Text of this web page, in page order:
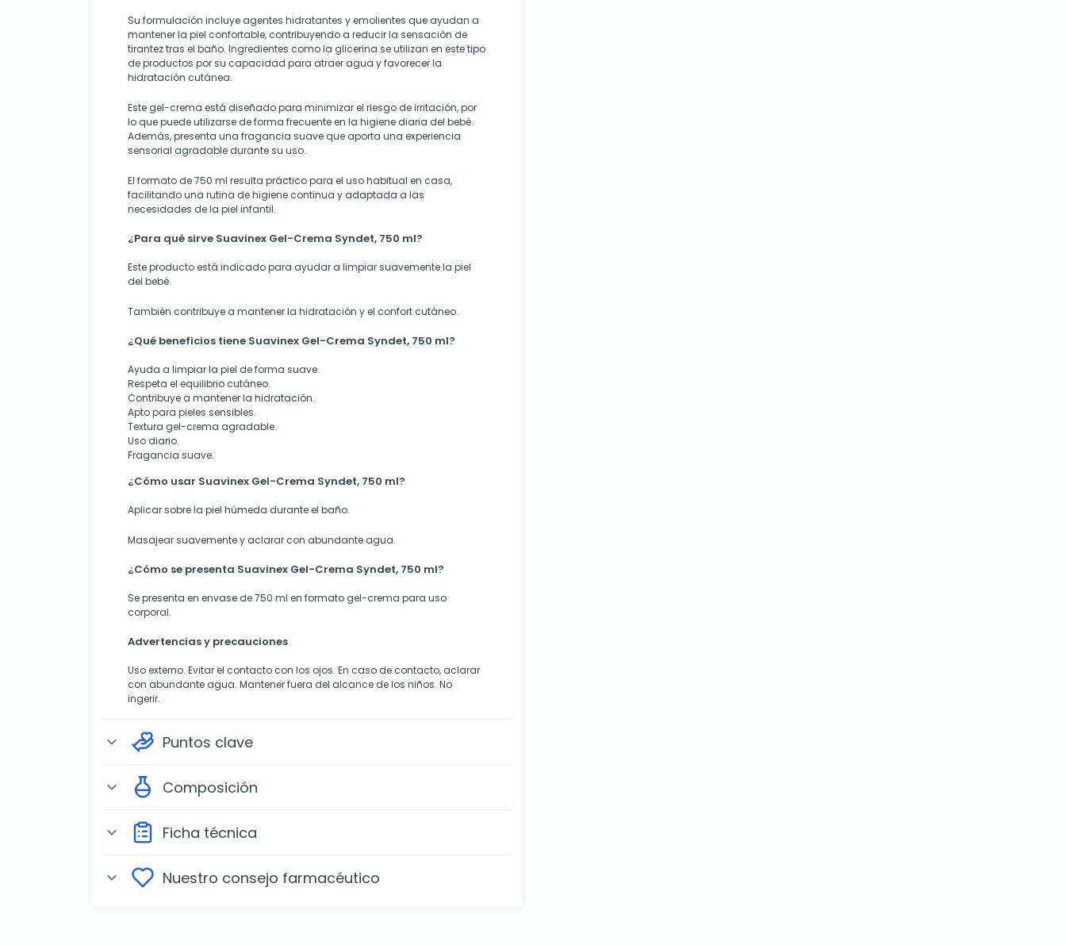
Su formulación incluye agentes hidratantes y emolientes que ayudan a
mantener la piel confortable, contribuyendo a reducir la sensación de
tirantez tras el baño. Ingredientes como la glicerina se utilizan en este tipo
de productos por su capacidad para atraer agua y favorecer la
hidratación cutánea.
Este gel-crema está diseñado para minimizar el riesgo de irritación, por
lo que puede utilizarse de forma frecuente en la higiene diaria del bebé.
Además, presenta una fragancia suave que aporta una experiencia
sensorial agradable durante su uso.
El formato de 750 ml resulta práctico para el uso habitual en casa,
facilitando una rutina de higiene continua y adaptada a las
necesidades de la piel infantil.
¿Para qué sirve Suavinex Gel-Crema Syndet, 750 ml?
Este producto está indicado para ayudar a limpiar suavemente la piel
del bebé.
También contribuye a mantener la hidratación y el confort cutáneo.
¿Qué beneficios tiene Suavinex Gel-Crema Syndet, 750 ml?
Ayuda a limpiar la piel de forma suave.
Respeta el equilibrio cutáneo.
Contribuye a mantener la hidratación.
Apto para pieles sensibles.
Textura gel-crema agradable.
Uso diario.
Fragancia suave.
¿Cómo usar Suavinex Gel-Crema Syndet, 750 ml?
Aplicar sobre la piel húmeda durante el baño.
Masajear suavemente y aclarar con abundante agua.
¿Cómo se presenta Suavinex Gel-Crema Syndet, 750 ml?
Se presenta en envase de 750 ml en formato gel-crema para uso
corporal.
Advertencias y precauciones
Uso externo. Evitar el contacto con los ojos. En caso de contacto, aclarar
con abundante agua. Mantener fuera del alcance de los niños. No
ingerir.
expand_more Puntos clave
expand_more Composición
expand_more Ficha técnica
expand_more Nuestro consejo farmacéutico